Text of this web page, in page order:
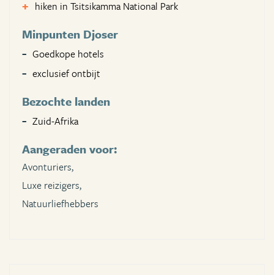
hiken in Tsitsikamma National Park
Minpunten Djoser
Goedkope hotels
exclusief ontbijt
Bezochte landen
Zuid-Afrika
Aangeraden voor:
Avonturiers,
Luxe reizigers,
Natuurliefhebbers